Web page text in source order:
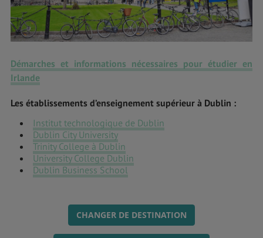
Démarches et informations nécessaires pour étudier en
Irlande
Les établissements d’enseignement supérieur à Dublin :
Institut technologique de Dublin
Dublin City University
Trinity College à Dublin
University College Dublin
Dublin Business School
CHANGER DE DESTINATION